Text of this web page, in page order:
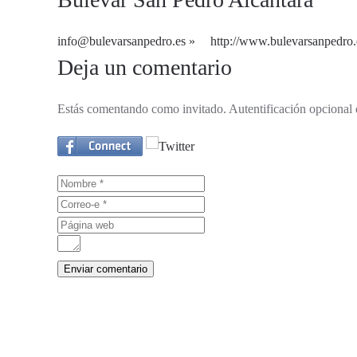
info@bulevarsanpedro.es http://
Deja un comentario
Estás comentando como invitado. Autentificación opcional